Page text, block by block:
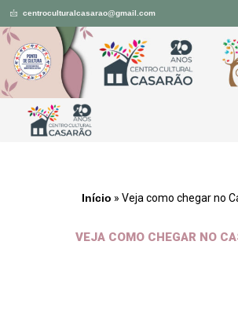
Pular
para
o
conteúdo
centroculturalcasarao@gmail.com
Início » Veja como chegar no
VEJA COMO CHEGAR NO